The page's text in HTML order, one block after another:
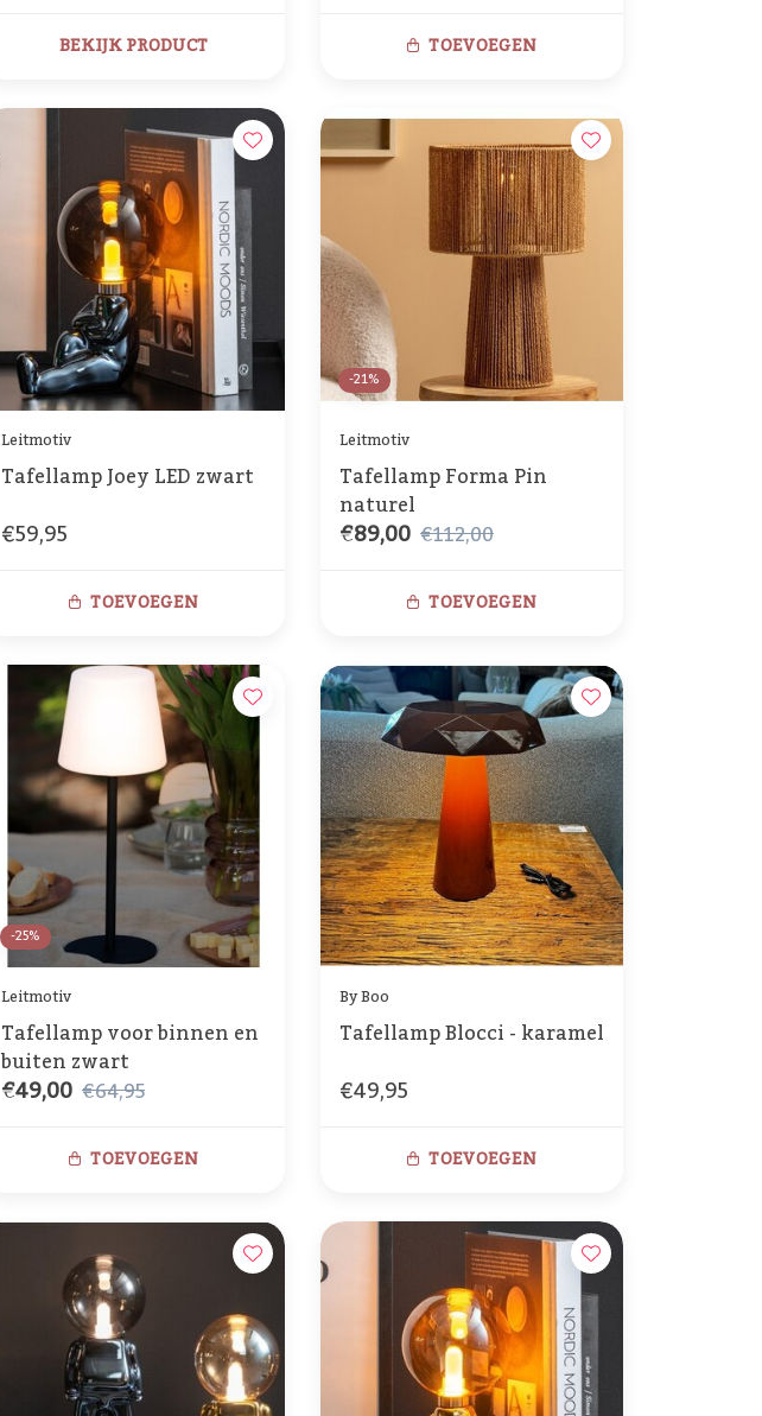
BEKIJK PRODUCT TOEVOEGEN
Leitmotiv
Tafellamp Joey LED zwart
€59,95
TOEVOEGEN
-21%
Leitmotiv
Tafellamp Forma Pin
naturel
€89,00 €112,00
TOEVOEGEN
-25%
Leitmotiv
Tafellamp voor binnen en
buiten zwart
€49,00 €64,95
TOEVOEGEN
By Boo
Tafellamp Blocci - karamel
€49,95
TOEVOEGEN